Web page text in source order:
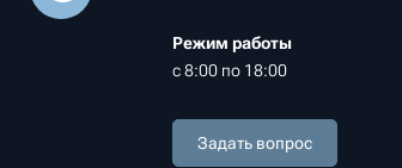
Режим работы
с 8:00 по 18:00
Задать вопрос